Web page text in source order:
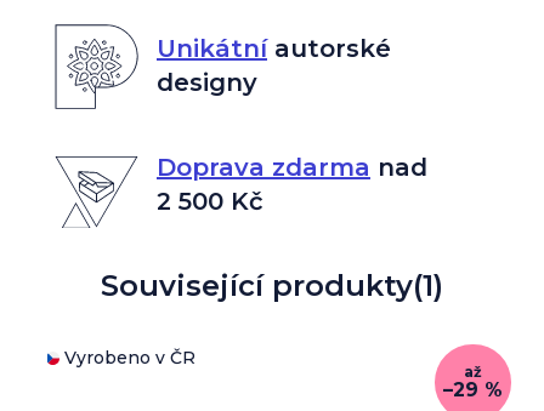
Unikátníautorské
designy
Doprava zdarma nad
2 500 Kč
Související produkty(1)
Vyrobeno v ČR
až
–29 %